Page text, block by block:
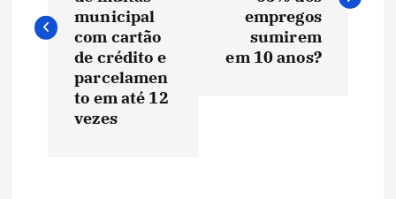
e
municipal
com cartão
de crédito e
parcelamen
to em até 12
vezes
empregos
sumirem
em 10 anos?